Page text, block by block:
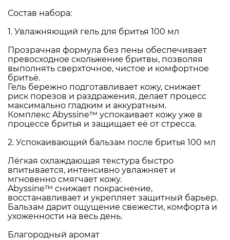
Состав набора:
1. Увлажняющий гель для бритья 100 мл
Прозрачная формула без пены обеспечивает
превосходное скольжение бритвы, позволяя
выполнять сверхточное, чистое и комфортное
бритьё.
Гель бережно подготавливает кожу, снижает
риск порезов и раздражения, делает процесс
максимально гладким и аккуратным.
Комплекс Abyssine™ успокаивает кожу уже в
процессе бритья и защищает её от стресса.
2. Успокаивающий бальзам после бритья 100 мл
Лёгкая охлаждающая текстура быстро
впитывается, интенсивно увлажняет и
мгновенно смягчает кожу.
Abyssine™ снижает покраснение,
восстанавливает и укрепляет защитный барьер.
Бальзам дарит ощущение свежести, комфорта и
ухоженности на весь день.
Благородный аромат